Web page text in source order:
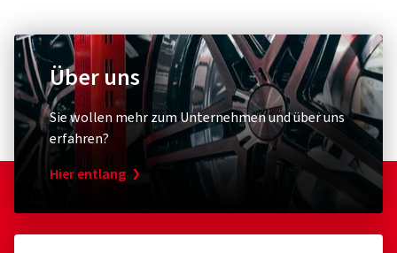
Über uns
Sie wollen mehr zum Unternehmen und über uns
erfahren?
Hier entlang